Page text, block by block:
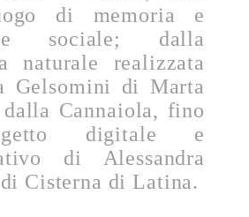
di memoria e
sociale; dalla
naturale realizzata
Gelsomini di Marta
Cannaiola, fino
digitale e
di Alessandra
Cisterna di Latina.